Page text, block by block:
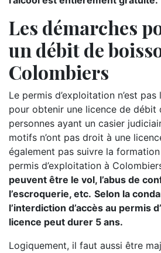
Les démarches
un débit de
Colombiers
Le permis d’exploitation n’est
pour obtenir une licence de débit
personnes ayant un casier
motifs n’ont pas droit à une
également pas suivre la
permis d’exploitation à
peuvent être le vol, l’abus de
l’escroquerie, etc. Selon la
l’interdiction d’accès au permis
licence peut durer 5 ans.
Logiquement, il faut aussi être